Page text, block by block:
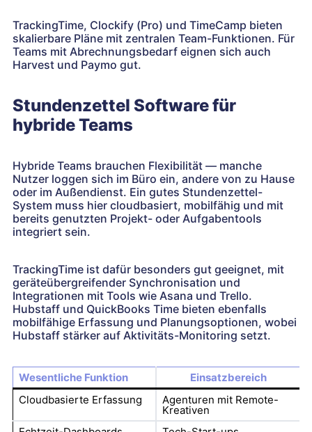
TrackingTime, Clockify (Pro) und TimeCamp bieten
skalierbare Pläne mit zentralen Team-Funktionen. Für
Teams mit Abrechnungsbedarf eignen sich auch
Harvest und Paymo gut.
Stundenzettel Software für
hybride Teams
Hybride Teams brauchen Flexibilität — manche
Nutzer loggen sich im Büro ein, andere von zu Hause
oder im Außendienst. Ein gutes Stundenzettel-
System muss hier cloudbasiert, mobilfähig und mit
bereits genutzten Projekt- oder Aufgabentools
integriert sein.
TrackingTime ist dafür besonders gut geeignet, mit
geräteübergreifender Synchronisation und
Integrationen mit Tools wie Asana und Trello.
Hubstaff und QuickBooks Time bieten ebenfalls
mobilfähige Erfassung und Planungsoptionen, wobei
Hubstaff stärker auf Aktivitäts-Monitoring setzt.
Wesentliche Funktion
Einsatzbereich
Cloudbasierte Erfassung
Agenturen mit Remote-
Kreativen